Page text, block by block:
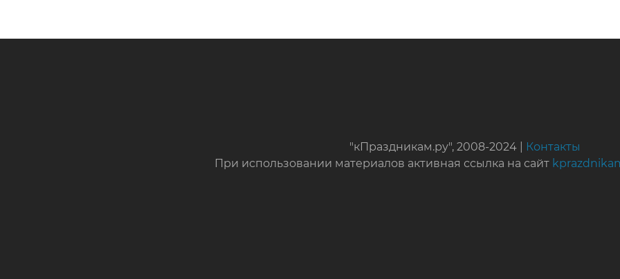
"кПраздникам.ру", 2008-2024 |
Контакты
При использовании материалов активная ссылка на сайт